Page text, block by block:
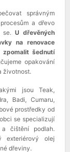
správným
a dřevo
se.U dřevěných
na renovace
šednutí
opakování
životnost.
jsou Teak,
Badi, Cumaru,
prostředky od
se specializují
čištění podlah.
exteriérový olej
dřeviny.